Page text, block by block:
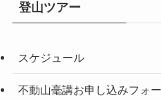
登山ツアー
スケジュール
不動山毫講お申し込みフォ